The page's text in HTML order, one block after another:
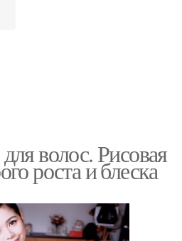
волос. Рисовая
роста и блеска